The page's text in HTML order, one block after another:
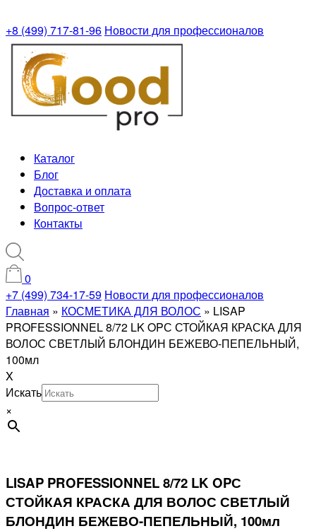
+8 (499) 717-81-96 Новости для профессионалов
Каталог
Блог
Доставка и оплата
Вопрос-ответ
Контакты
0
+7 (499) 734-17-59 Новости для профессионалов
Главная » КОСМЕТИКА ДЛЯ ВОЛОС » LISAP
PROFESSIONNEL 8/72 LK OPС СТОЙКАЯ КРАСКА ДЛЯ
ВОЛОС СВЕТЛЫЙ БЛОНДИН БЕЖЕВО-ПЕПЕЛЬНЫЙ,
100мл
X
Искать
×
LISAP PROFESSIONNEL 8/72 LK OPС
СТОЙКАЯ КРАСКА ДЛЯ ВОЛОС СВЕТЛЫЙ
БЛОНДИН БЕЖЕВО-ПЕПЕЛЬНЫЙ, 100мл